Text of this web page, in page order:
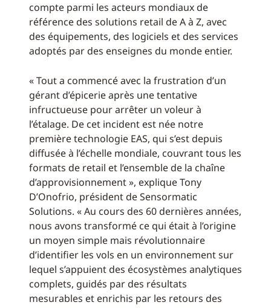
compte parmi les acteurs mondiaux de
référence des solutions retail de A à Z, avec
des équipements, des logiciels et des services
adoptés par des enseignes du monde entier.
« Tout a commencé avec la frustration d’un
gérant d’épicerie après une tentative
infructueuse pour arrêter un voleur à
l’étalage. De cet incident est née notre
première technologie EAS, qui s’est depuis
diffusée à l’échelle mondiale, couvrant tous les
formats de retail et l’ensemble de la chaîne
d’approvisionnement », explique Tony
D’Onofrio, président de Sensormatic
Solutions. « Au cours des 60 dernières années,
nous avons transformé ce qui était à l’origine
un moyen simple mais révolutionnaire
d’identifier les vols en un environnement sur
lequel s’appuient des écosystèmes analytiques
complets, guidés par des résultats
mesurables et enrichis par les retours des